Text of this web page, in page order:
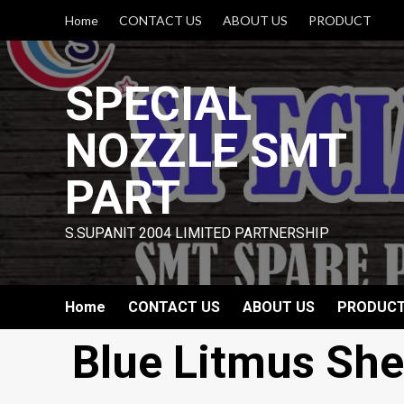
content
Home CONTACT US ABOUT US PRODUCT
SPECIAL
NOZZLE SMT
PART
S.SUPANIT 2004 LIMITED PARTNERSHIP
Home CONTACT US ABOUT US
Blue Litmus